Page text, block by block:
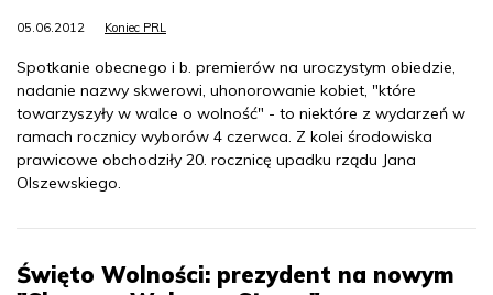
05.06.2012 Koniec PRL
Spotkanie obecnego i b. premierów na uroczystym obiedzie,
nadanie nazwy skwerowi, uhonorowanie kobiet, "które
towarzyszyły w walce o wolność" - to niektóre z wydarzeń w
ramach rocznicy wyborów 4 czerwca. Z kolei środowiska
prawicowe obchodziły 20. rocznicę upadku rządu Jana
Olszewskiego.
Święto Wolności: prezydent na nowym